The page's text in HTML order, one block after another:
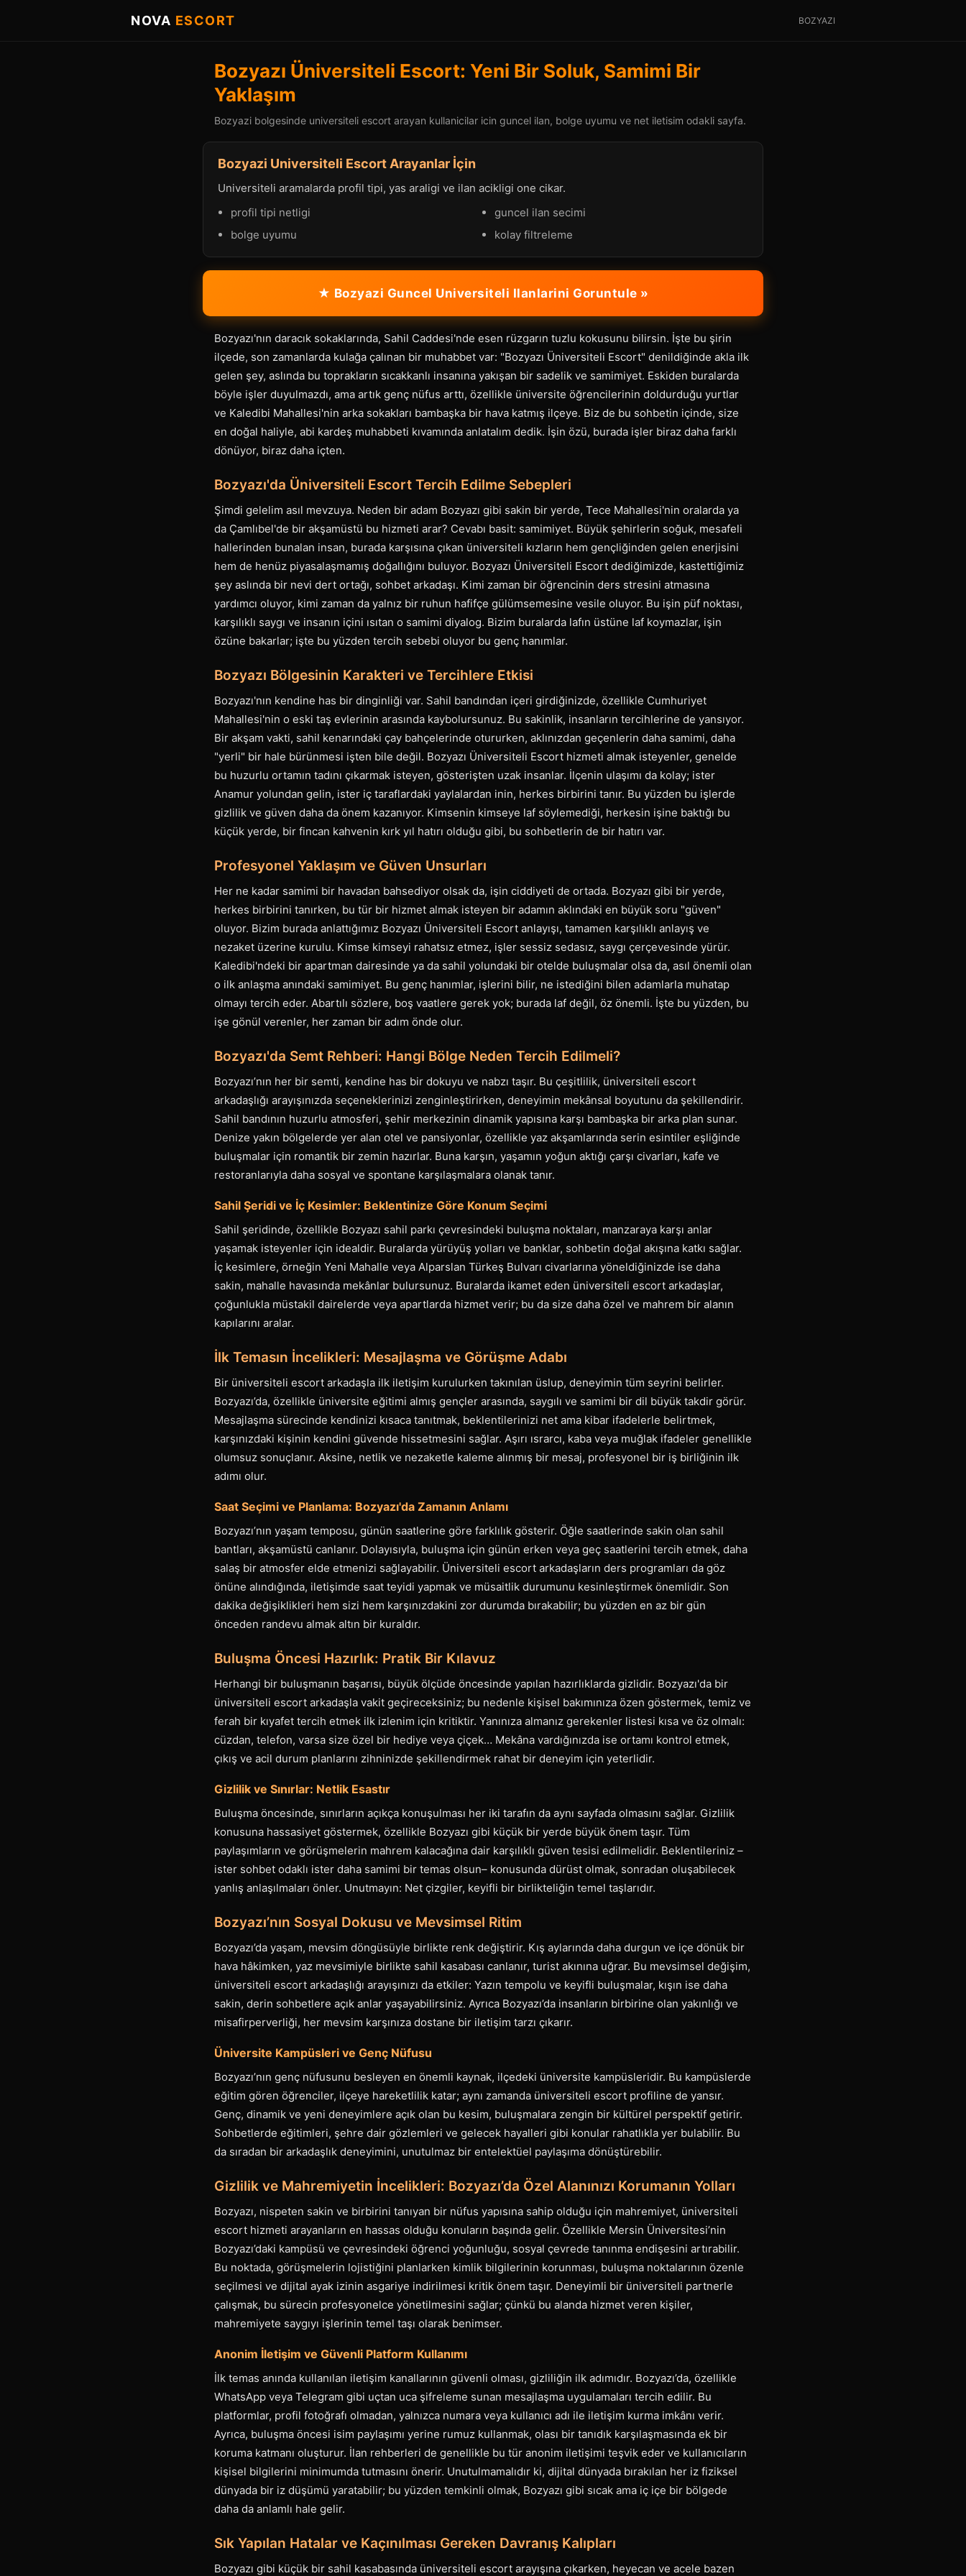
NOVA ESCORT BOZYAZI
Bozyazı Üniversiteli Escort: Yeni Bir Soluk, Samimi Bir
Yaklaşım
Bozyazi bolgesinde universiteli escort arayan kullanicilar icin guncel ilan, bolge uyumu ve net iletisim odakli sayfa.
Bozyazi Universiteli Escort Arayanlar İçin
Universiteli aramalarda profil tipi, yas araligi ve ilan acikligi one cikar.
profil tipi netligi
guncel ilan secimi
bolge uyumu
kolay filtreleme
★ Bozyazi Guncel Universiteli Ilanlarini Goruntule »
Bozyazı'nın daracık sokaklarında, Sahil Caddesi'nde esen rüzgarın tuzlu kokusunu bilirsin. İşte bu şirin
ilçede, son zamanlarda kulağa çalınan bir muhabbet var: "Bozyazı Üniversiteli Escort" denildiğinde akla ilk
gelen şey, aslında bu toprakların sıcakkanlı insanına yakışan bir sadelik ve samimiyet. Eskiden buralarda
böyle işler duyulmazdı, ama artık genç nüfus arttı, özellikle üniversite öğrencilerinin doldurduğu yurtlar
ve Kaledibi Mahallesi'nin arka sokakları bambaşka bir hava katmış ilçeye. Biz de bu sohbetin içinde, size
en doğal haliyle, abi kardeş muhabbeti kıvamında anlatalım dedik. İşin özü, burada işler biraz daha farklı
dönüyor, biraz daha içten.
Bozyazı'da Üniversiteli Escort Tercih Edilme Sebepleri
Şimdi gelelim asıl mevzuya. Neden bir adam Bozyazı gibi sakin bir yerde, Tece Mahallesi'nin oralarda ya
da Çamlıbel'de bir akşamüstü bu hizmeti arar? Cevabı basit: samimiyet. Büyük şehirlerin soğuk, mesafeli
hallerinden bunalan insan, burada karşısına çıkan üniversiteli kızların hem gençliğinden gelen enerjisini
hem de henüz piyasalaşmamış doğallığını buluyor. Bozyazı Üniversiteli Escort dediğimizde, kastettiğimiz
şey aslında bir nevi dert ortağı, sohbet arkadaşı. Kimi zaman bir öğrencinin ders stresini atmasına
yardımcı oluyor, kimi zaman da yalnız bir ruhun hafifçe gülümsemesine vesile oluyor. Bu işin püf noktası,
karşılıklı saygı ve insanın içini ısıtan o samimi diyalog. Bizim buralarda lafın üstüne laf koymazlar, işin
özüne bakarlar; işte bu yüzden tercih sebebi oluyor bu genç hanımlar.
Bozyazı Bölgesinin Karakteri ve Tercihlere Etkisi
Bozyazı'nın kendine has bir dinginliği var. Sahil bandından içeri girdiğinizde, özellikle Cumhuriyet
Mahallesi'nin o eski taş evlerinin arasında kaybolursunuz. Bu sakinlik, insanların tercihlerine de yansıyor.
Bir akşam vakti, sahil kenarındaki çay bahçelerinde otururken, aklınızdan geçenlerin daha samimi, daha
"yerli" bir hale bürünmesi işten bile değil. Bozyazı Üniversiteli Escort hizmeti almak isteyenler, genelde
bu huzurlu ortamın tadını çıkarmak isteyen, gösterişten uzak insanlar. İlçenin ulaşımı da kolay; ister
Anamur yolundan gelin, ister iç taraflardaki yaylalardan inin, herkes birbirini tanır. Bu yüzden bu işlerde
gizlilik ve güven daha da önem kazanıyor. Kimsenin kimseye laf söylemediği, herkesin işine baktığı bu
küçük yerde, bir fincan kahvenin kırk yıl hatırı olduğu gibi, bu sohbetlerin de bir hatırı var.
Profesyonel Yaklaşım ve Güven Unsurları
Her ne kadar samimi bir havadan bahsediyor olsak da, işin ciddiyeti de ortada. Bozyazı gibi bir yerde,
herkes birbirini tanırken, bu tür bir hizmet almak isteyen bir adamın aklındaki en büyük soru "güven"
oluyor. Bizim burada anlattığımız Bozyazı Üniversiteli Escort anlayışı, tamamen karşılıklı anlayış ve
nezaket üzerine kurulu. Kimse kimseyi rahatsız etmez, işler sessiz sedasız, saygı çerçevesinde yürür.
Kaledibi'ndeki bir apartman dairesinde ya da sahil yolundaki bir otelde buluşmalar olsa da, asıl önemli olan
o ilk anlaşma anındaki samimiyet. Bu genç hanımlar, işlerini bilir, ne istediğini bilen adamlarla muhatap
olmayı tercih eder. Abartılı sözlere, boş vaatlere gerek yok; burada laf değil, öz önemli. İşte bu yüzden, bu
işe gönül verenler, her zaman bir adım önde olur.
Bozyazı'da Semt Rehberi: Hangi Bölge Neden Tercih Edilmeli?
Bozyazı’nın her bir semti, kendine has bir dokuyu ve nabzı taşır. Bu çeşitlilik, üniversiteli escort
arkadaşlığı arayışınızda seçeneklerinizi zenginleştirirken, deneyimin mekânsal boyutunu da şekillendirir.
Sahil bandının huzurlu atmosferi, şehir merkezinin dinamik yapısına karşı bambaşka bir arka plan sunar.
Denize yakın bölgelerde yer alan otel ve pansiyonlar, özellikle yaz akşamlarında serin esintiler eşliğinde
buluşmalar için romantik bir zemin hazırlar. Buna karşın, yaşamın yoğun aktığı çarşı civarları, kafe ve
restoranlarıyla daha sosyal ve spontane karşılaşmalara olanak tanır.
Sahil Şeridi ve İç Kesimler: Beklentinize Göre Konum Seçimi
Sahil şeridinde, özellikle Bozyazı sahil parkı çevresindeki buluşma noktaları, manzaraya karşı anlar
yaşamak isteyenler için idealdir. Buralarda yürüyüş yolları ve banklar, sohbetin doğal akışına katkı sağlar.
İç kesimlere, örneğin Yeni Mahalle veya Alparslan Türkeş Bulvarı civarlarına yöneldiğinizde ise daha
sakin, mahalle havasında mekânlar bulursunuz. Buralarda ikamet eden üniversiteli escort arkadaşlar,
çoğunlukla müstakil dairelerde veya apartlarda hizmet verir; bu da size daha özel ve mahrem bir alanın
kapılarını aralar.
İlk Temasın İncelikleri: Mesajlaşma ve Görüşme Adabı
Bir üniversiteli escort arkadaşla ilk iletişim kurulurken takınılan üslup, deneyimin tüm seyrini belirler.
Bozyazı’da, özellikle üniversite eğitimi almış gençler arasında, saygılı ve samimi bir dil büyük takdir görür.
Mesajlaşma sürecinde kendinizi kısaca tanıtmak, beklentilerinizi net ama kibar ifadelerle belirtmek,
karşınızdaki kişinin kendini güvende hissetmesini sağlar. Aşırı ısrarcı, kaba veya muğlak ifadeler genellikle
olumsuz sonuçlanır. Aksine, netlik ve nezaketle kaleme alınmış bir mesaj, profesyonel bir iş birliğinin ilk
adımı olur.
Saat Seçimi ve Planlama: Bozyazı'da Zamanın Anlamı
Bozyazı’nın yaşam temposu, günün saatlerine göre farklılık gösterir. Öğle saatlerinde sakin olan sahil
bantları, akşamüstü canlanır. Dolayısıyla, buluşma için günün erken veya geç saatlerini tercih etmek, daha
salaş bir atmosfer elde etmenizi sağlayabilir. Üniversiteli escort arkadaşların ders programları da göz
önüne alındığında, iletişimde saat teyidi yapmak ve müsaitlik durumunu kesinleştirmek önemlidir. Son
dakika değişiklikleri hem sizi hem karşınızdakini zor durumda bırakabilir; bu yüzden en az bir gün
önceden randevu almak altın bir kuraldır.
Buluşma Öncesi Hazırlık: Pratik Bir Kılavuz
Herhangi bir buluşmanın başarısı, büyük ölçüde öncesinde yapılan hazırlıklarda gizlidir. Bozyazı'da bir
üniversiteli escort arkadaşla vakit geçireceksiniz; bu nedenle kişisel bakımınıza özen göstermek, temiz ve
ferah bir kıyafet tercih etmek ilk izlenim için kritiktir. Yanınıza almanız gerekenler listesi kısa ve öz olmalı:
cüzdan, telefon, varsa size özel bir hediye veya çiçek… Mekâna vardığınızda ise ortamı kontrol etmek,
çıkış ve acil durum planlarını zihninizde şekillendirmek rahat bir deneyim için yeterlidir.
Gizlilik ve Sınırlar: Netlik Esastır
Buluşma öncesinde, sınırların açıkça konuşulması her iki tarafın da aynı sayfada olmasını sağlar. Gizlilik
konusuna hassasiyet göstermek, özellikle Bozyazı gibi küçük bir yerde büyük önem taşır. Tüm
paylaşımların ve görüşmelerin mahrem kalacağına dair karşılıklı güven tesisi edilmelidir. Beklentileriniz –
ister sohbet odaklı ister daha samimi bir temas olsun– konusunda dürüst olmak, sonradan oluşabilecek
yanlış anlaşılmaları önler. Unutmayın: Net çizgiler, keyifli bir birlikteliğin temel taşlarıdır.
Bozyazı’nın Sosyal Dokusu ve Mevsimsel Ritim
Bozyazı’da yaşam, mevsim döngüsüyle birlikte renk değiştirir. Kış aylarında daha durgun ve içe dönük bir
hava hâkimken, yaz mevsimiyle birlikte sahil kasabası canlanır, turist akınına uğrar. Bu mevsimsel değişim,
üniversiteli escort arkadaşlığı arayışınızı da etkiler: Yazın tempolu ve keyifli buluşmalar, kışın ise daha
sakin, derin sohbetlere açık anlar yaşayabilirsiniz. Ayrıca Bozyazı’da insanların birbirine olan yakınlığı ve
misafirperverliği, her mevsim karşınıza dostane bir iletişim tarzı çıkarır.
Üniversite Kampüsleri ve Genç Nüfusu
Bozyazı’nın genç nüfusunu besleyen en önemli kaynak, ilçedeki üniversite kampüsleridir. Bu kampüslerde
eğitim gören öğrenciler, ilçeye hareketlilik katar; aynı zamanda üniversiteli escort profiline de yansır.
Genç, dinamik ve yeni deneyimlere açık olan bu kesim, buluşmalara zengin bir kültürel perspektif getirir.
Sohbetlerde eğitimleri, şehre dair gözlemleri ve gelecek hayalleri gibi konular rahatlıkla yer bulabilir. Bu
da sıradan bir arkadaşlık deneyimini, unutulmaz bir entelektüel paylaşıma dönüştürebilir.
Gizlilik ve Mahremiyetin İncelikleri: Bozyazı’da Özel Alanınızı Korumanın Yolları
Bozyazı, nispeten sakin ve birbirini tanıyan bir nüfus yapısına sahip olduğu için mahremiyet, üniversiteli
escort hizmeti arayanların en hassas olduğu konuların başında gelir. Özellikle Mersin Üniversitesi’nin
Bozyazı’daki kampüsü ve çevresindeki öğrenci yoğunluğu, sosyal çevrede tanınma endişesini artırabilir.
Bu noktada, görüşmelerin lojistiğini planlarken kimlik bilgilerinin korunması, buluşma noktalarının özenle
seçilmesi ve dijital ayak izinin asgariye indirilmesi kritik önem taşır. Deneyimli bir üniversiteli partnerle
çalışmak, bu sürecin profesyonelce yönetilmesini sağlar; çünkü bu alanda hizmet veren kişiler,
mahremiyete saygıyı işlerinin temel taşı olarak benimser.
Anonim İletişim ve Güvenli Platform Kullanımı
İlk temas anında kullanılan iletişim kanallarının güvenli olması, gizliliğin ilk adımıdır. Bozyazı’da, özellikle
WhatsApp veya Telegram gibi uçtan uca şifreleme sunan mesajlaşma uygulamaları tercih edilir. Bu
platformlar, profil fotoğrafı olmadan, yalnızca numara veya kullanıcı adı ile iletişim kurma imkânı verir.
Ayrıca, buluşma öncesi isim paylaşımı yerine rumuz kullanmak, olası bir tanıdık karşılaşmasında ek bir
koruma katmanı oluşturur. İlan rehberleri de genellikle bu tür anonim iletişimi teşvik eder ve kullanıcıların
kişisel bilgilerini minimumda tutmasını önerir. Unutulmamalıdır ki, dijital dünyada bırakılan her iz fiziksel
dünyada bir iz düşümü yaratabilir; bu yüzden temkinli olmak, Bozyazı gibi sıcak ama iç içe bir bölgede
daha da anlamlı hale gelir.
Sık Yapılan Hatalar ve Kaçınılması Gereken Davranış Kalıpları
Bozyazı gibi küçük bir sahil kasabasında üniversiteli escort arayışına çıkarken, heyecan ve acele bazen